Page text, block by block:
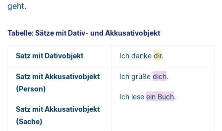
geht.
Tabelle: Sätze mit Dativ- und Akkusativobjekt
Satz mit Dativobjekt Ich danke dir.
Satz mit Akkusativobjekt
(Person)
Satz mit Akkusativobjekt
(Sache)
Ich grüße dich.
Ich lese ein Buch.